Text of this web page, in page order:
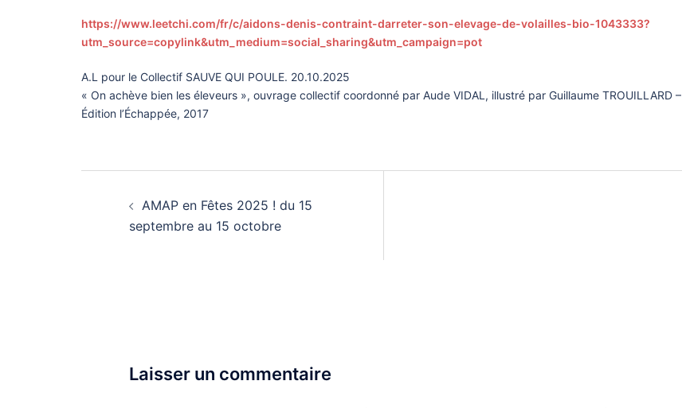
https://www.leetchi.com/fr/c/aidons-denis-contraint-darreter-son-elevage-de-volailles-bio-1043333?
utm_source=copylink&utm_medium=social_sharing&utm_campaign=pot
A.L pour le Collectif SAUVE QUI POULE. 20.10.2025
« On achève bien les éleveurs », ouvrage collectif coordonné par Aude VIDAL, illustré par Guillaume TROUILLARD –
Édition l’Échappée, 2017
d’articleAMAP en Fêtes 2025 ! du 15
septembre au 15 octobre
Laisser un commentaire